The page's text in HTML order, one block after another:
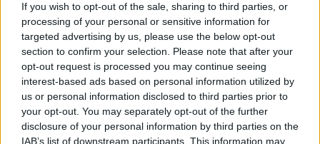
If you wish to opt-out of the sale, sharing to third parties, or
processing of your personal or sensitive information for
targeted advertising by us, please use the below opt-out
section to confirm your selection. Please note that after your
opt-out request is processed you may continue seeing
interest-based ads based on personal information utilized by
us or personal information disclosed to third parties prior to
your opt-out. You may separately opt-out of the further
disclosure of your personal information by third parties on the
IAB’s list of downstream participants. This information may
Pepe (Porto)
Goncalo Inacio (Sporting)
Nelson Semedo (Wolves)
Joao Cancelo (Barcelona)
Diogo Dalot (Manchester United)
Nuno Mendes (PSG)
Keskikenttäpelaajat: